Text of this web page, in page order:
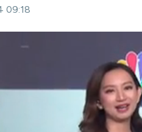
09:18
Indonesia-
Pensiunan akan mendapatkan
CNBC Indonesia, Anggito
dan masuk dalam APBN.
yang masih berlangsung.